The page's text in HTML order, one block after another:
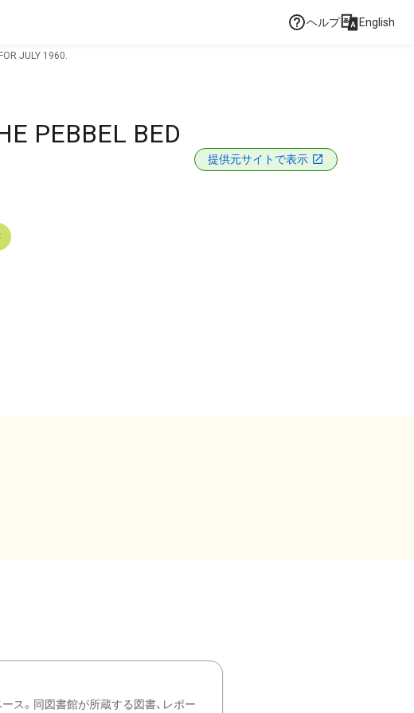
ヘルプ English
JULY 1960.
PEBBEL BED
提供元サイトで表示
ス。同図書館が所蔵する図書、レポー